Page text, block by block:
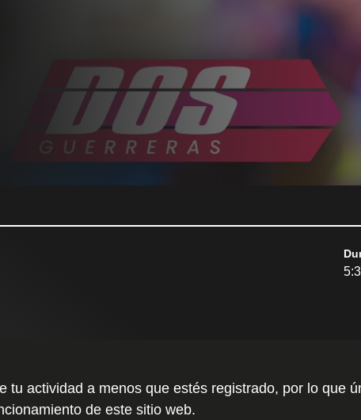
tu actividad a menos que estés registrado, por lo que
de este sitio web.